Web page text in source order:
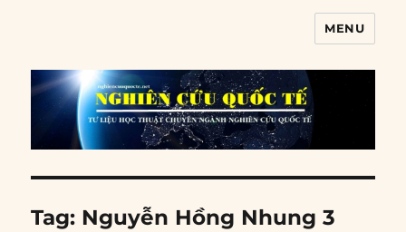
MENU
Tag: Nguyễn Hồng Nhung 3